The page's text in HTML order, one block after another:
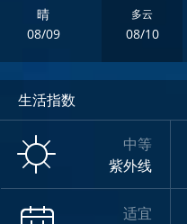
晴
08/09
多云
08/10
周日
小雨
22°
生活指数
中等
紫外线
适宜